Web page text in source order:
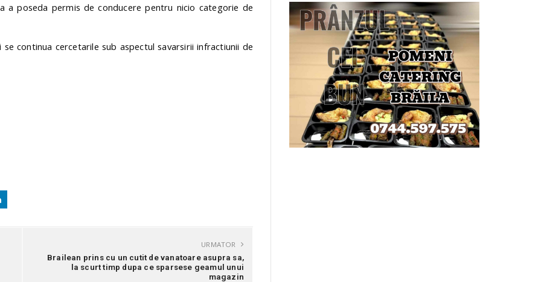
a poseda permis de conducere pentru nicio categorie de
continua cercetarile sub aspectul savarsirii infractiunii de
URMATOR
Brailean prins cu un cutit de vanatoare asupra sa,
la scurt timp dupa ce sparsese geamul unui
magazin